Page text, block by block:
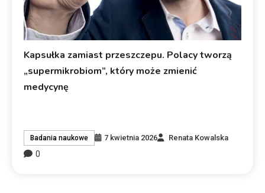
Kapsułka zamiast przeszczepu. Polacy tworzą
„supermikrobiom”, który może zmienić
medycynę
Badania naukowe 7 kwietnia 2026 Renata Kowalska
0